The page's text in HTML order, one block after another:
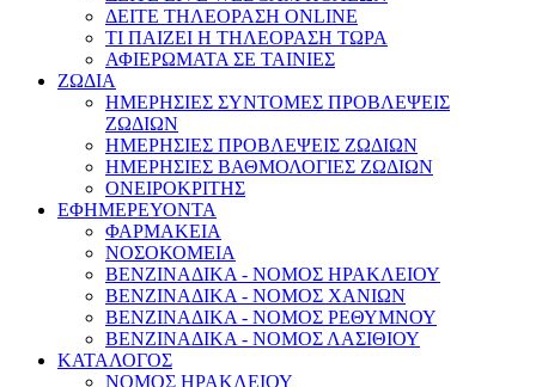
ΔΕΙΤΕ ΤΗΛΕΟΡΑΣΗ ONLINE
ΤΙ ΠΑΙΖΕΙ Η ΤΗΛΕΟΡΑΣΗ ΤΩΡΑ
ΑΦΙΕΡΩΜΑΤΑ ΣΕ ΤΑΙΝΙΕΣ
ΖΩΔΙΑ
ΗΜΕΡΗΣΙΕΣ ΣΥΝΤΟΜΕΣ ΠΡΟΒΛΕΨΕΙΣ
ΖΩΔΙΩΝ
ΗΜΕΡΗΣΙΕΣ ΠΡΟΒΛΕΨΕΙΣ ΖΩΔΙΩΝ
ΗΜΕΡΗΣΙΕΣ ΒΑΘΜΟΛΟΓΙΕΣ ΖΩΔΙΩΝ
ΟΝΕΙΡΟΚΡΙΤΗΣ
ΕΦΗΜΕΡΕΥΟΝΤΑ
ΦΑΡΜΑΚΕΙΑ
ΝΟΣΟΚΟΜΕΙΑ
ΒΕΝΖΙΝΑΔΙΚΑ - ΝΟΜΟΣ ΗΡΑΚΛΕΙΟΥ
ΒΕΝΖΙΝΑΔΙΚΑ - ΝΟΜΟΣ ΧΑΝΙΩΝ
ΒΕΝΖΙΝΑΔΙΚΑ - ΝΟΜΟΣ ΡΕΘΥΜΝΟΥ
ΒΕΝΖΙΝΑΔΙΚΑ - ΝΟΜΟΣ ΛΑΣΙΘΙΟΥ
ΚΑΤΑΛΟΓΟΣ
ΝΟΜΟΣ ΗΡΑΚΛΕΙΟΥ